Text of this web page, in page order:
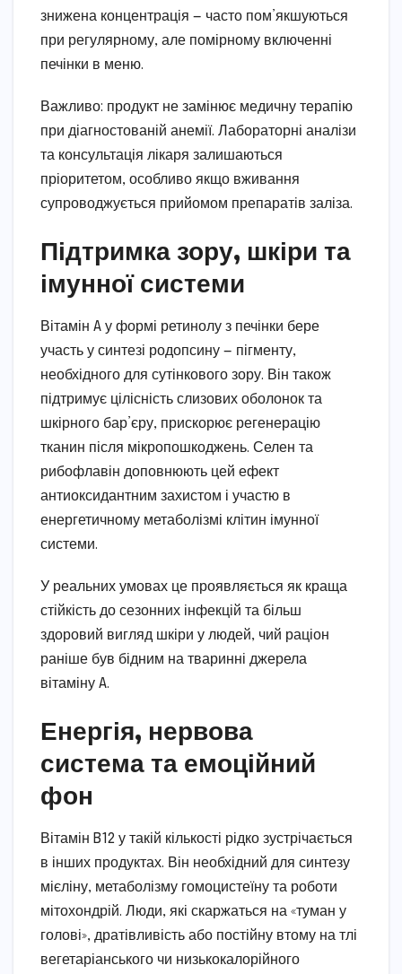
знижена концентрація — часто пом’якшуються
при регулярному, але помірному включенні
печінки в меню.
Важливо: продукт не замінює медичну терапію
при діагностованій анемії. Лабораторні аналізи
та консультація лікаря залишаються
пріоритетом, особливо якщо вживання
супроводжується прийомом препаратів заліза.
Підтримка зору, шкіри та
імунної системи
Вітамін A у формі ретинолу з печінки бере
участь у синтезі родопсину — пігменту,
необхідного для сутінкового зору. Він також
підтримує цілісність слизових оболонок та
шкірного бар’єру, прискорює регенерацію
тканин після мікропошкоджень. Селен та
рибофлавін доповнюють цей ефект
антиоксидантним захистом і участю в
енергетичному метаболізмі клітин імунної
системи.
У реальних умовах це проявляється як краща
стійкість до сезонних інфекцій та більш
здоровий вигляд шкіри у людей, чий раціон
раніше був бідним на тваринні джерела
вітаміну A.
Енергія, нервова
система та емоційний
фон
Вітамін B12 у такій кількості рідко зустрічається
в інших продуктах. Він необхідний для синтезу
мієліну, метаболізму гомоцистеїну та роботи
мітохондрій. Люди, які скаржаться на «туман у
голові», дратівливість або постійну втому на тлі
вегетаріанського чи низькокалорійного